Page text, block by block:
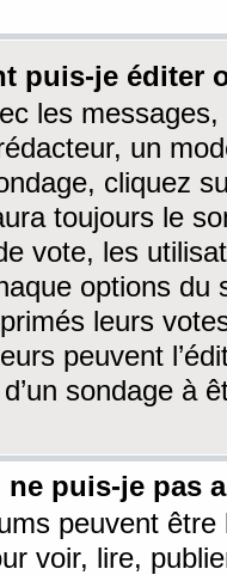
puis-je éditer
les
un
cliquez
toujours le
vote, les
options du
leurs
peuvent
sondage à
puis-je pas
peuvent être
voir, lire,